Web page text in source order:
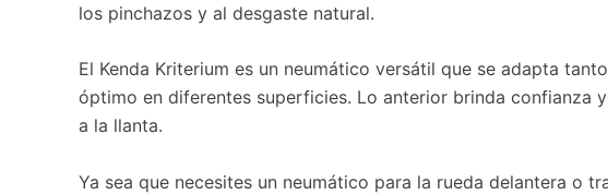
los pinchazos y al desgaste natural.
El Kenda Kriterium es un neumático versátil que se adapta
óptimo en diferentes superficies. Lo anterior brinda confianza
a la llanta.
Ya sea que necesites un neumático para la rueda delantera o